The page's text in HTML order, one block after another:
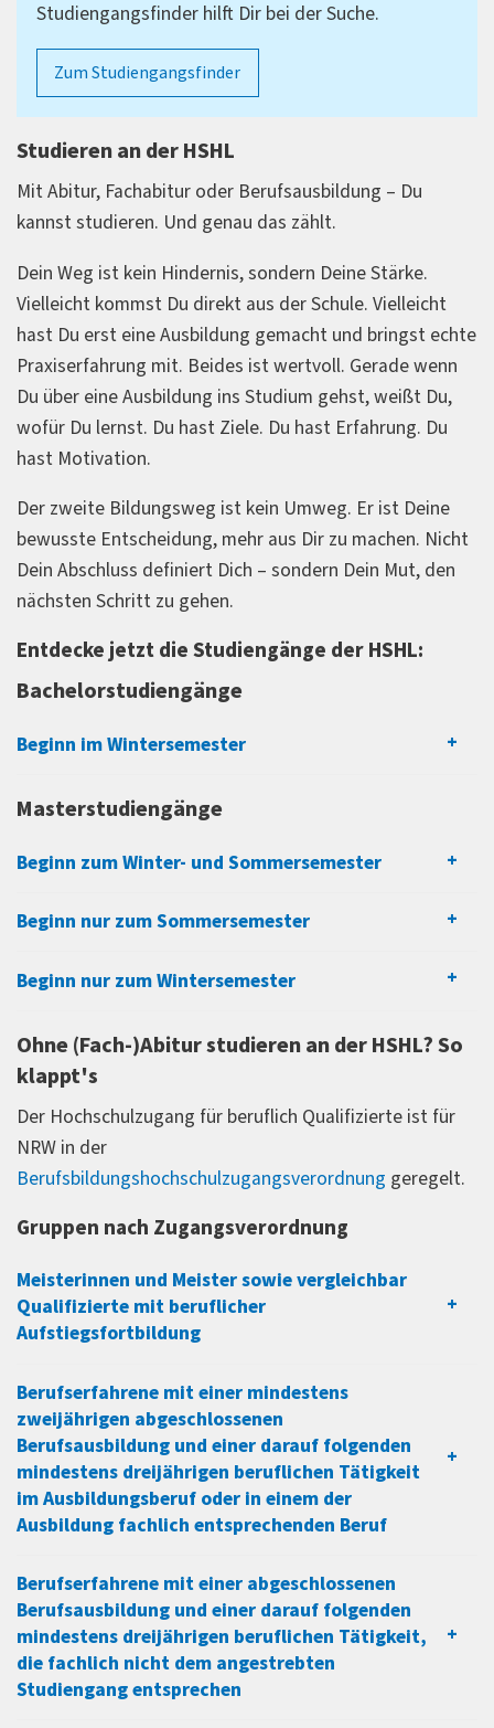
Studiengangsfinder hilft Dir bei der Suche.
Zum Studiengangsfinder
Studieren an der HSHL
Mit Abitur, Fachabitur oder Berufsausbildung – Du
kannst studieren. Und genau das zählt.
Dein Weg ist kein Hindernis, sondern Deine Stärke.
Vielleicht kommst Du direkt aus der Schule. Vielleicht
hast Du erst eine Ausbildung gemacht und bringst echte
Praxiserfahrung mit. Beides ist wertvoll. Gerade wenn
Du über eine Ausbildung ins Studium gehst, weißt Du,
wofür Du lernst. Du hast Ziele. Du hast Erfahrung. Du
hast Motivation.
Der zweite Bildungsweg ist kein Umweg. Er ist Deine
bewusste Entscheidung, mehr aus Dir zu machen. Nicht
Dein Abschluss definiert Dich – sondern Dein Mut, den
nächsten Schritt zu gehen.
Entdecke jetzt die Studiengänge der HSHL:
Bachelorstudiengänge
Beginn im Wintersemester
Masterstudiengänge
Beginn zum Winter- und Sommersemester
Beginn nur zum Sommersemester
Beginn nur zum Wintersemester
Ohne (Fach-)Abitur studieren an der HSHL? So
klappt's
Der Hochschulzugang für beruflich Qualifizierte ist für
NRW in der
Berufsbildungshochschulzugangsverordnung geregelt.
Gruppen nach Zugangsverordnung
Meisterinnen und Meister sowie vergleichbar
Qualifizierte mit beruflicher
Aufstiegsfortbildung
Berufserfahrene mit einer mindestens
zweijährigen abgeschlossenen
Berufsausbildung und einer darauf folgenden
mindestens dreijährigen beruflichen Tätigkeit
im Ausbildungsberuf oder in einem der
Ausbildung fachlich entsprechenden Beruf
Berufserfahrene mit einer abgeschlossenen
Berufsausbildung und einer darauf folgenden
mindestens dreijährigen beruflichen Tätigkeit,
die fachlich nicht dem angestrebten
Studiengang entsprechen